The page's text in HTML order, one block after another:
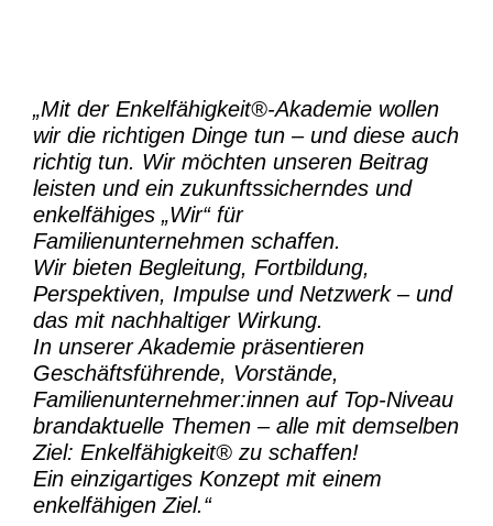
„Mit der Enkelfähigkeit®-Akademiewollen
wir die richtigen Dinge tun – und diese auch
richtig tun. Wir möchten unseren Beitrag
leisten und ein zukunftssicherndes und
enkelfähiges „Wir“ für
Familienunternehmen schaffen.
Wir bieten Begleitung, Fortbildung,
Perspektiven, Impulse und Netzwerk – und
das mit nachhaltiger Wirkung.
In unserer Akademie präsentieren
Geschäftsführende, Vorstände,
Familienunternehmer:innen auf Top-Niveau
brandaktuelle Themen – alle mit demselben
Ziel: Enkelfähigkeit® zu schaffen!
Ein einzigartiges Konzept mit einem
enkelfähigen Ziel.“